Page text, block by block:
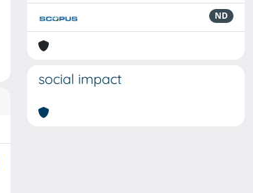
ND
social impact